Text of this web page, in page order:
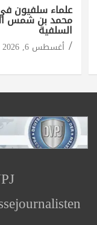
علماء سلفيون
محمد بن شمس
السلفية
أغسطس 6, 2026